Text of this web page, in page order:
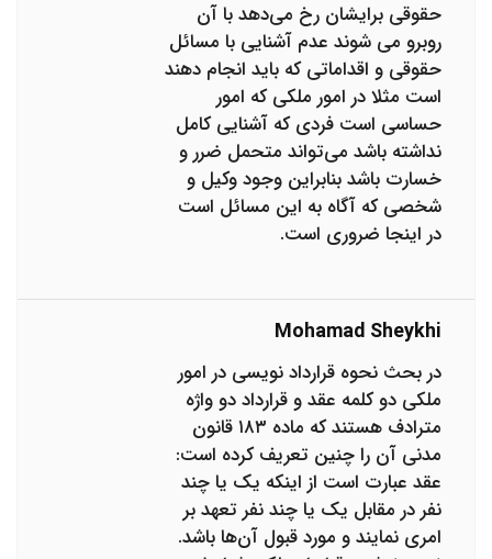
حقوقی برایشان رخ می‌دهد با آن
روبرو می شوند عدم آشنایی با مسائل
حقوقی و اقداماتی که باید انجام دهند
است مثلا در امور ملکی که امور
حساسی است فردی که آشنایی کامل
نداشته باشد می‌تواند متحمل ضرر و
خسارت باشد بنابراین وجود وکیل و
شخصی که آگاه به این مسائل است
در اینجا ضروری است.
Mohamad Sheykhi
در بحث نحوه قرارداد نویسی در امور
ملکی دو کلمه عقد و قرارداد دو واژه
مترادف هستند که ماده ۱۸۳ قانون
مدنی آن را چنین تعریف کرده است:
عقد عبارت است از اینکه یک یا چند
نفر در مقابل یک یا چند نفر تعهد بر
امری نمایند و مورد قبول آن‌ها باشد.